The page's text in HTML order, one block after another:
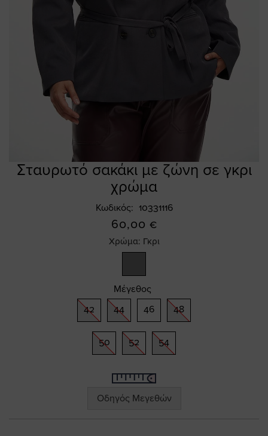
Σταυρωτό σακάκι με ζώνη σε γκρι
χρώμα
Κωδικός 10331116
60,00 €
Χρώμα: Γκρι
Μέγεθος
42
44 46 48
50 52 54
Οδηγός Μεγεθών
Skip